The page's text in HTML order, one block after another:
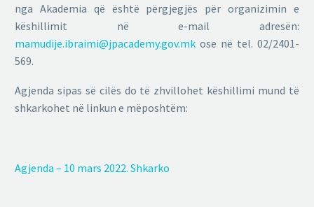
nga Akademia që është përgjegjës për organizimin e
këshillimit në e-mail adresën:
mamudije.ibraimi@jpacademy.gov.mk ose në tel. 02/2401-
569.
Agjenda sipas së cilës do të zhvillohet këshillimi mund të
shkarkohet në linkun e mëposhtëm:
Agjenda – 10 mars 2022. Shkarko